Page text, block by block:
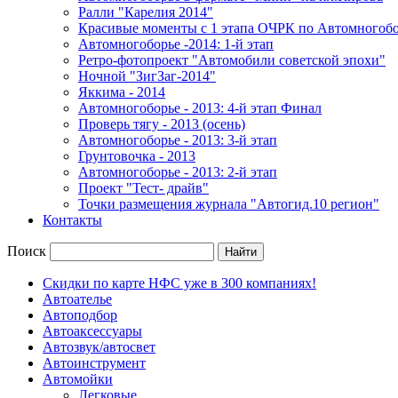
Ралли "Карелия 2014"
Красивые моменты с 1 этапа ОЧРК по
Автомногоборье -2014: 1-й этап
Ретро-фотопроект "Автомобили советской эпохи"
Ночной "ЗигЗаг-2014"
Яккима - 2014
Автомногоборье - 2013: 4-й этап Финал
Проверь тягу - 2013 (осень)
Автомногоборье - 2013: 3-й этап
Грунтовочка - 2013
Автомногоборье - 2013: 2-й этап
Проект "Тест- драйв"
Точки размещения журнала "Автогид.10 регион"
Контакты
Поиск
Скидки по карте НФС уже в 300 компаниях!
Автоателье
Автоподбор
Автоаксессуары
Автозвук/автосвет
Автоинструмент
Автомойки
Легковые